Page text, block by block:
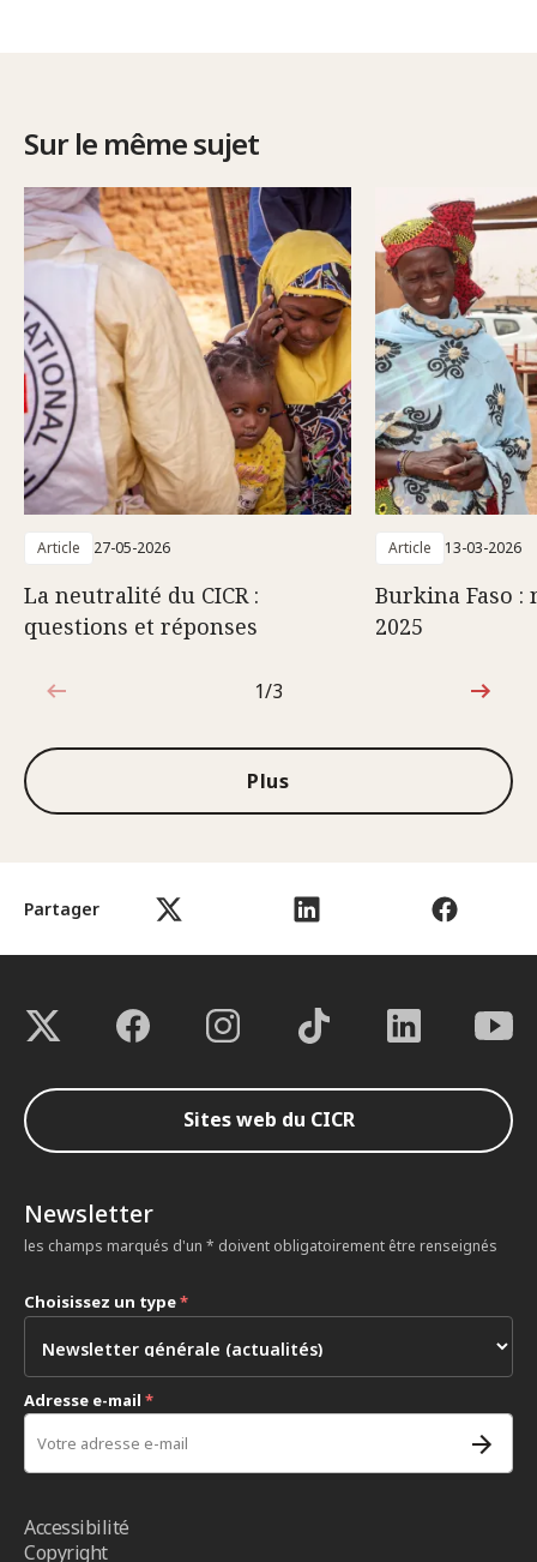
Partager
Sur le même sujet
Article 27-05-2026
La neutralité du CICR :
questions et réponses
Article 13-03-2026
Burkina Faso :
2025
1sur3
1/3
Plus
Sites web du CICR
Newsletter
les champs marqués d'un * doivent obligatoirement être renseignés
Choisissez un type*
Adresse e-mail *
Accessibilité
Copyright